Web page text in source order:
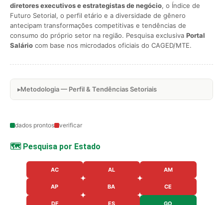
diretores executivos e estrategistas de negócio, o Índice de
Futuro Setorial, o perfil etário e a diversidade de gênero
antecipam transformações competitivas e tendências de
consumo do próprio setor na região. Pesquisa exclusiva Portal
Salário com base nos microdados oficiais do CAGED/MTE.
Metodologia — Perfil & Tendências Setoriais
dados prontos verificar
🗺️ Pesquisa por Estado
AC AL AM
AP BA CE
DF ES GO